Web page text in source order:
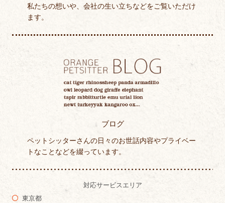
私たちの想いや、会社の生い立ちなどをご覧いただけ
ます。
ブログ
ペットシッターさんの日々のお世話内容やプライベー
トなことなどを綴っています。
対応サービスエリア
東京都